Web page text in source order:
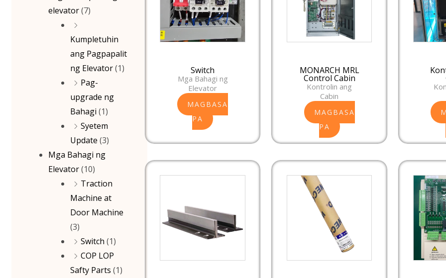
elevator(7)
Kumpletuhin
ang Pagpapalit
ng Elevator(1)
Pag-
upgrade ng
Bahagi (1)
Syetem
Update (3)
Mga Bahagi ng
Elevator(10)
Traction
Machine at
Door Machine
(3)
Switch (1)
COP LOP
Safty Parts (1)
Switch
Mga Bahagi ng
Elevator
MAGBASA
PA
MONARCH MRL
Control Cabin
Kontrolin ang
Cabin
MAGBASA
PA